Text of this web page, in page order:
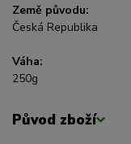
Země původu:
Česká Republika
Váha:
250g
Původ zboží